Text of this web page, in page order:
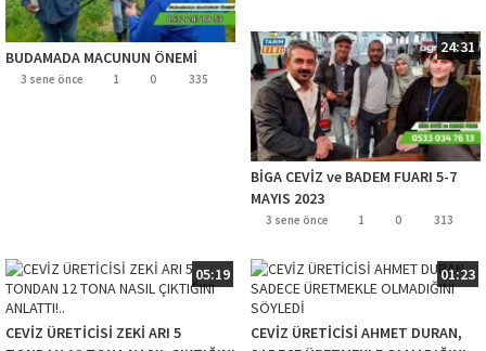
BUDAMADA MACUNUN ÖNEMİ
3 sene önce 1 0 335
24:31
BİGA CEVİZ ve BADEM FUARI 5-7
MAYIS 2023
3 sene önce 1 0 313
05:19
CEVİZ ÜRETİCİSİ ZEKİ ARI 5
01:23
CEVİZ ÜRETİCİSİ AHMET DURAN,